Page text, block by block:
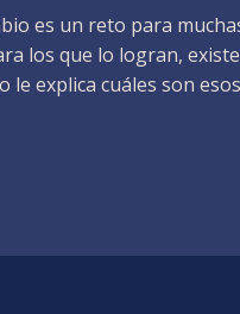
es un reto para
los que lo logran,
le explica cuáles son